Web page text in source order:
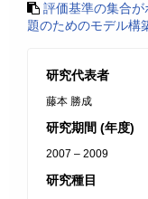
評価基準の集合
題のためのモデル構
研究代表者
藤本 勝成
研究期間 (年度)
2007 – 2009
研究種目